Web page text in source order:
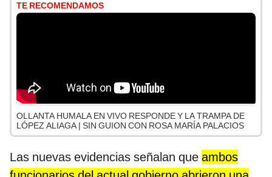
TE RECOMENDAMOS
OLLANTA HUMALA EN VIVO RESPONDE Y LA TRAMPA DE
LÓPEZ ALIAGA | SIN GUION CON ROSA MARÍA PALACIOS
Las nuevas evidencias señalan que ambos